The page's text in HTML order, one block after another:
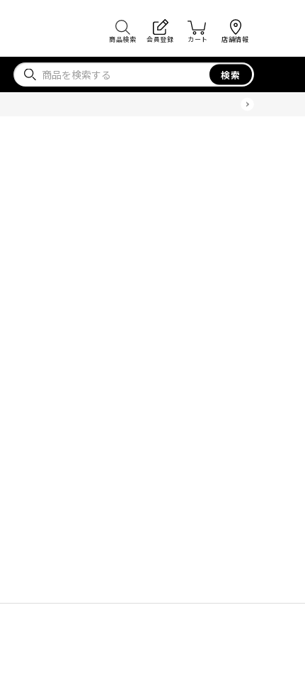
商品検索 会員登録 カート 店舗情報
検索